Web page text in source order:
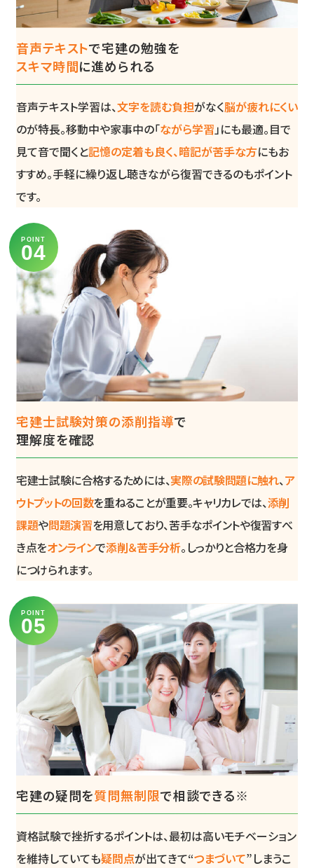
音声テキストで宅建の勉強を
スキマ時間に進められる
音声テキスト学習は、文字を読む負担がなく脳が疲れにくい
のが特長。移動中や家事中の「ながら学習」にも最適。目で
見て音で聞くと記憶の定着も良く、暗記が苦手な方にもお
すすめ。手軽に繰り返し聴きながら復習できるのもポイント
です。
POINT
宅建士試験対策の添削指導で
理解度を確認
宅建士試験に合格するためには、実際の試験問題に触れ、ア
ウトプットの回数を重ねることが重要。キャリカレでは、添削
課題や問題演習を用意しており、苦手なポイントや復習すべ
き点をオンラインで添削＆苦手分析。しっかりと合格力を身
につけられます。
POINT
宅建の疑問を質問無制限で相談できる※
資格試験で挫折するポイントは、最初は高いモチベーション
を維持していても疑問点が出てきて“つまづいて”しまうこ